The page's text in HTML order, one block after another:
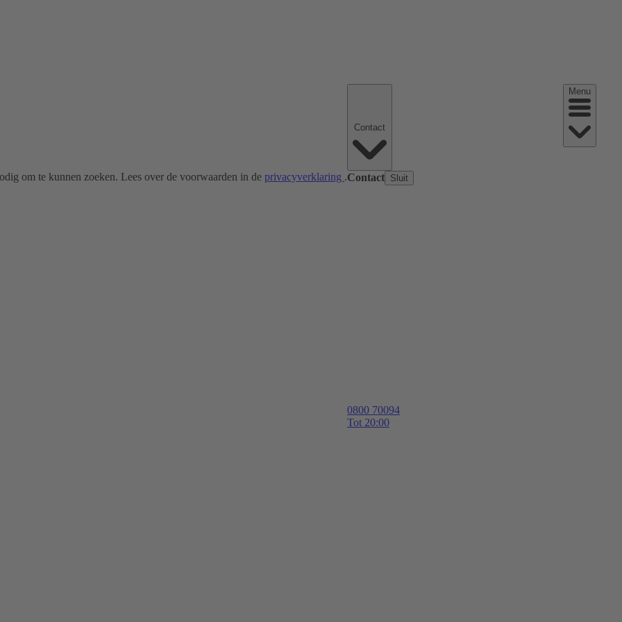
om te kunnen zoeken. Lees over de voorwaarden in de privacyverklaring .Contact Sluit
0800 70094
Tot 20:00
Menu